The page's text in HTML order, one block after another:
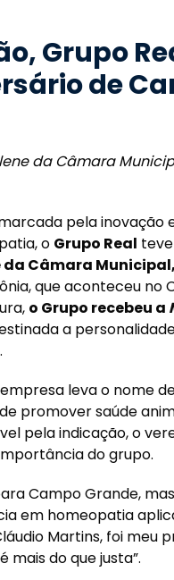
Grupo
de
da Câmara
pela inovação
o Grupo Real
da Câmara
que aconteceu no
o Grupo recebeu a
a
leva o nome
promover saúde
pela indicação, o
do grupo.
Campo Grande,
em homeopatia
Martins, foi meu
mais do que justa”.